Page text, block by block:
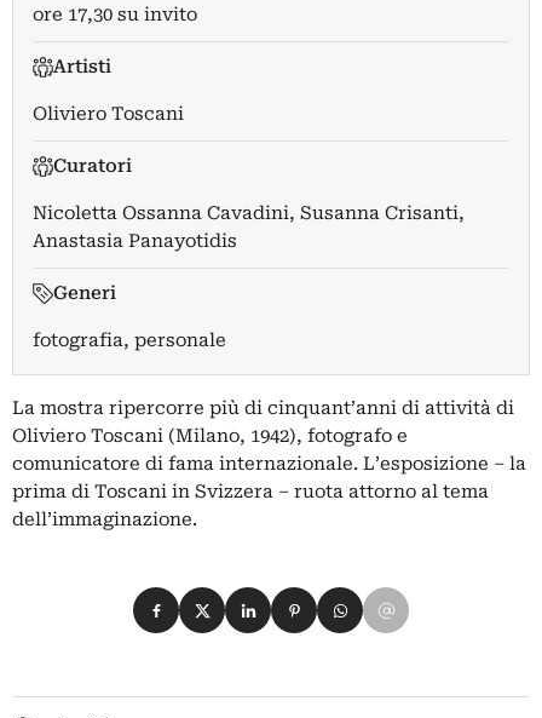
ore 17,30 su invito
Artisti
Oliviero Toscani
Curatori
Nicoletta Ossanna Cavadini, Susanna Crisanti,
Anastasia Panayotidis
Generi
fotografia, personale
La mostra ripercorre più di cinquant’anni di attività di
Oliviero Toscani (Milano, 1942), fotografo e
comunicatore di fama internazionale. L’esposizione – la
prima di Toscani in Svizzera – ruota attorno al tema
dell’immaginazione.
Condividi su Facebook
Condividi su X
Condividi su LinkedIn
Condividi su Pinterest
Condividi su WhatsApp
Condividi su Email